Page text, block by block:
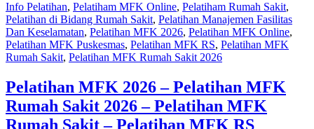
Info Pelatihan, Pelatiham MFK Online, Pelatiham Rumah Sakit,
Pelatihan di Bidang Rumah Sakit, Pelatihan Manajemen Fasilitas
Dan Keselamatan, Pelatihan MFK 2026, Pelatihan MFK Online,
Pelatihan MFK Puskesmas, Pelatihan MFK RS, Pelatihan MFK
Rumah Sakit, Pelatihan MFK Rumah Sakit 2026
Pelatihan MFK 2026 – Pelatihan MFK
Rumah Sakit 2026 – Pelatihan MFK
Rumah Sakit – Pelatihan MFK RS